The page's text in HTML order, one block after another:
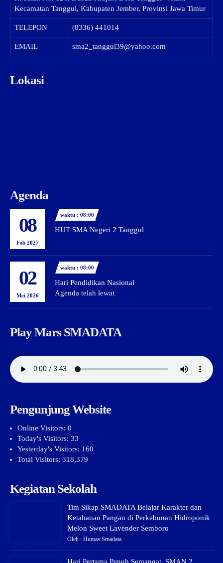
Kecamatan Tanggul, Kabupaten Jember, Provinsi Jawa Timur
TELEPON (0336) 441014
EMAIL sma2_tanggul39@yahoo.com
Lokasi
Agenda
08
Feb 2027
waktu : 08:00
HUT SMA Negeri 2 Tanggul
02
Mei 2026
waktu : 08:00
Hari Pendidikan Nasional
Agenda telah lewat
Play Mars SMADATA
Pengunjung Website
Online Visitors: 0
Today's Visitors: 33
Yesterday's Visitors: 160
Total Visitors: 318,379
Kegiatan Sekolah
Tim Sikap SMADATA Belajar Karakter dan
Ketahanan Pangan di Perkebunan Hidroponik
Melon Sweet Lavender Semboro
Oleh : Humas Smadata
Hari Pertama Penuh Semangat, SMAN 2